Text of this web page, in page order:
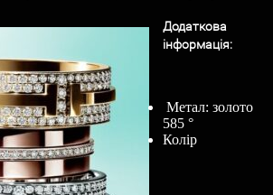
Додаткова
інформація:
Метал: золото
585 °
Колір